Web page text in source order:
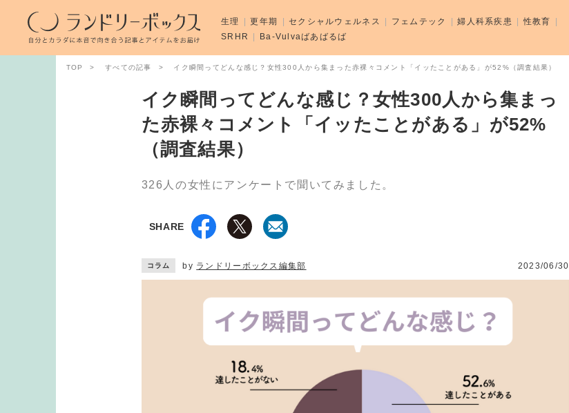
TOP すべての記事 イク瞬間ってどんな感じ？女性300人から集まった赤裸々コメント「イッたことがある」が52%（調査結果）
イク瞬間ってどんな感じ？女性300人から集まっ
た赤裸々コメント「イッたことがある」が52%
（調査結果）
326人の女性にアンケートで聞いてみました。
SHARE
コラム by ランドリーボックス編集部 2023/06/30
生理 更年期 セクシャルウェルネス フェムテック 婦人科系疾患
性教育
SRHR
Ba-Vulvaばあばるば